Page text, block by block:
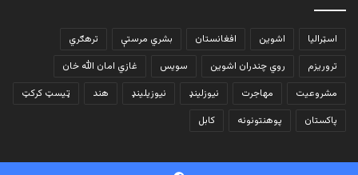
اسټرالیا اشوین افغانستان بشري مرستې
ترهګري
تروریزم
روي چندران اشوین سویس
غازي امان الله خان
مشروعیت
مهاجرت نیوزلینډ نیوزیلینډ هند
ټیسټ کرکټ
پاکستان
پوهنتونونه کابل